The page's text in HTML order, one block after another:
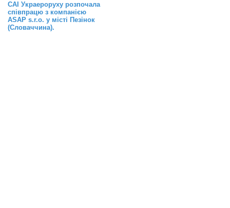
САІ Украероруху розпочала
співпрацю з компанією
ASAP s.r.o. у місті Пезінок
(Словаччина).